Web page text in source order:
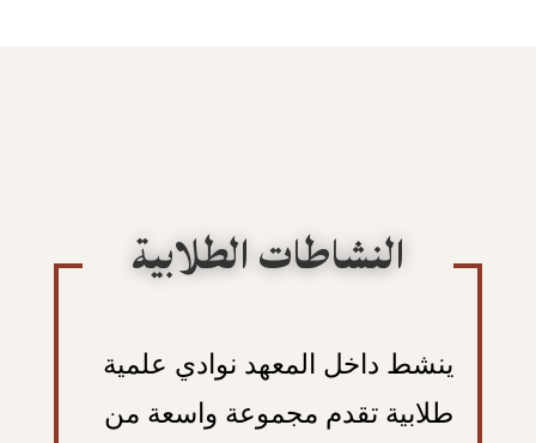
النشاطات الطلابية
ينشط داخل المعهد نوادي علمية
طلابية تقدم مجموعة واسعة من